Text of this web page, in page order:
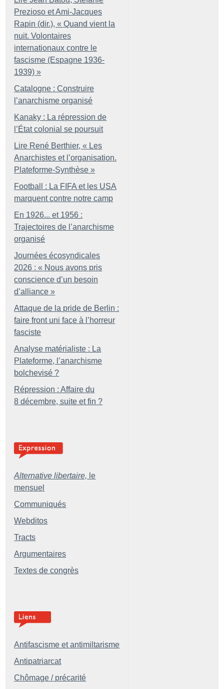
Prezioso et Ami-Jacques
Rapin (dir.), « Quand vient la
nuit. Volontaires
internationaux contre le
fascisme (Espagne 1936-
1939) »
Catalogne : Construire
l’anarchisme organisé
Kanaky : La répression de
l’État colonial se poursuit
Lire René Berthier, « Les
Anarchistes et l’organisation.
Plateforme-Synthèse »
Football : La FIFA et les USA
marquent contre notre camp
En 1926... et 1956 :
Trajectoires de l’anarchisme
organisé
Journées écosyndicales
2026 : « Nous avons pris
conscience d’un besoin
d’alliance »
Attaque de la pride de Berlin :
faire front uni face à l’horreur
fasciste
Analyse matérialiste : La
Plateforme, l’anarchisme
bolchevisé ?
Répression : Affaire du
8 décembre, suite et fin ?
Alternative libertaire, le
mensuel
Communiqués
Webditos
Tracts
Argumentaires
Textes de congrès
Antifascisme et antimiltarisme
Antipatriarcat
Chômage / précarité